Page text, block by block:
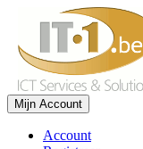
Mijn Account
Account